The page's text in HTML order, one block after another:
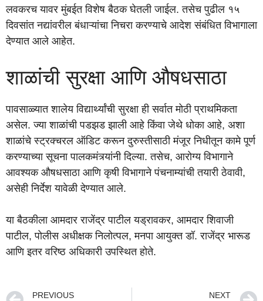
लवकरच यावर मुंबईत विशेष बैठक घेतली जाईल. तसेच पुढील १५
दिवसांत नद्यांवरील बंधाऱ्यांचा निचरा करण्याचे आदेश संबंधित विभागाला
देण्यात आले आहेत.
शाळांची सुरक्षा आणि औषधसाठा
पावसाळ्यात शालेय विद्यार्थ्यांची सुरक्षा ही सर्वात मोठी प्राथमिकता
असेल. ज्या शाळांची पडझड झाली आहे किंवा जेथे धोका आहे, अशा
शाळांचे स्ट्रक्चरल ऑडिट करून दुरुस्तीसाठी मंजूर निधीतून कामे पूर्ण
करण्याच्या सूचना पालकमंत्र्यांनी दिल्या. तसेच, आरोग्य विभागाने
आवश्यक औषधसाठा आणि कृषी विभागाने पंचनाम्यांची तयारी ठेवावी,
असेही निर्देश यावेळी देण्यात आले.
या बैठकीला आमदार राजेंद्र पाटील यड्रावकर, आमदार शिवाजी
पाटील, पोलीस अधीक्षक निलोत्पल, मनपा आयुक्त डॉ. राजेंद्र भारूड
आणि इतर वरिष्ठ अधिकारी उपस्थित होते.
PREVIOUS NEXT